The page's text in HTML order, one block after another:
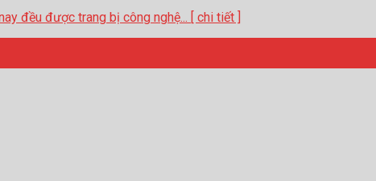
đều được trang bị công nghệ... [ chi tiết ]